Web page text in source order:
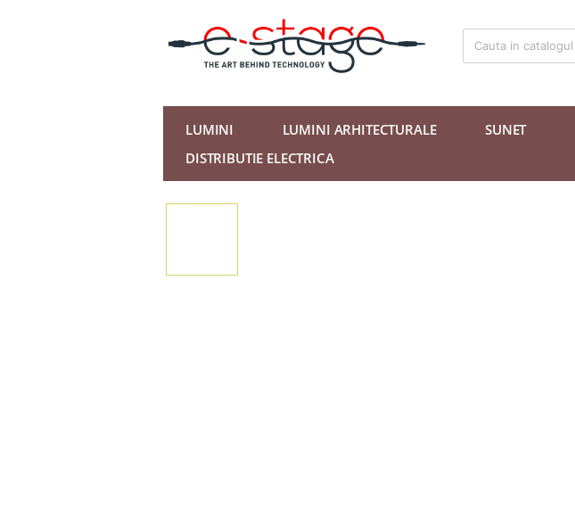
LUMINI LUMINI ARHITECTURALE SUNET
DISTRIBUTIE ELECTRICA